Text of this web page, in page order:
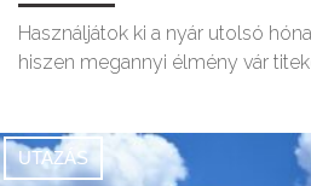
Használjátok ki a nyár utolsó
hiszen megannyi élmény vár
UTAZÁS